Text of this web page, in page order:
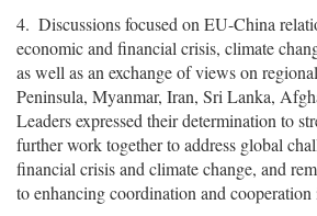
4. Discussions focused on EU-China
economic and financial crisis, climate
as well as an exchange of views on
Peninsula, Myanmar, Iran, Sri Lanka,
Leaders expressed their determination to
further work together to address global
financial crisis and climate change, and
to enhancing coordination and